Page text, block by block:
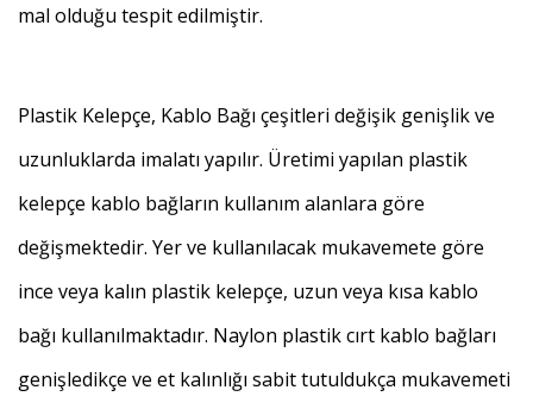
mal olduğu tespit edilmiştir.
Plastik Kelepçe, Kablo Bağı çeşitleri değişik genişlik ve
uzunluklarda imalatı yapılır. Üretimi yapılan plastik
kelepçe kablo bağların kullanım alanlara göre
değişmektedir. Yer ve kullanılacak mukavemete göre
ince veya kalın plastik kelepçe, uzun veya kısa kablo
bağı kullanılmaktadır. Naylon plastik cırt kablo bağları
genişledikçe ve et kalınlığı sabit tutuldukça mukavemeti